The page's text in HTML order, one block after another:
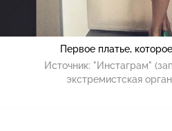
Первое платье,
Источник: "Инстаграм"
экстремистская